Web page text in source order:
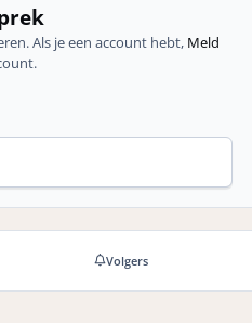
Als je een account hebt, Meld
Volgers